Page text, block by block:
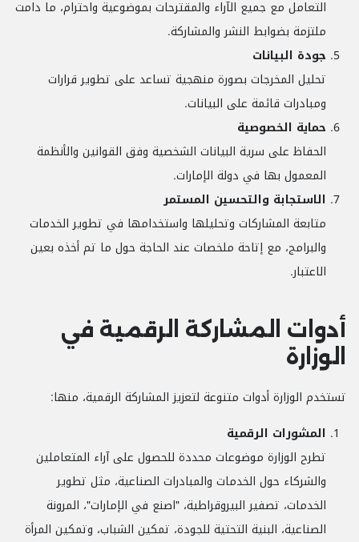
التعامل مع جميع الآراء والمقترحات بموضوعية واحترام، ما دامت
ملتزمة بضوابط النشر والمشاركة.
جودة البيانات
تحليل المخرجات بصورة منهجية تساعد على تطوير قرارات
ومبادرات قائمة على البيانات.
حماية الخصوصية
الحفاظ على سرية البيانات الشخصية وفق القوانين والأنظمة
المعمول بها في دولة الإمارات.
الاستجابة والتحسين المستمر
متابعة المشاركات وتحليلها واستخدامها في تطوير الخدمات
والبرامج، مع إتاحة ملخصات عند الحاجة حول ما تم أخذه بعين
الاعتبار.
أدوات المشاركة الرقمية في
الوزارة
تستخدم الوزارة أدوات متنوعة لتعزيز المشاركة الرقمية، منها:
المشورات الرقمية
تطرح الوزارة موضوعات محددة للحصول على آراء المتعاملين
والشركاء حول الخدمات والمبادرات الصناعية، مثل تطوير
الخدمات، تصفير البيروقراطية، "اصنع في الإمارات"، المرونة
الصناعية، البنية التحتية للجودة، تمكين الشباب، وتمكين المرأة